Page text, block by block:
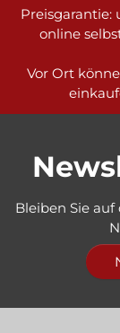
Preisgarantie:
online
Vor Ort
Bleiben Sie